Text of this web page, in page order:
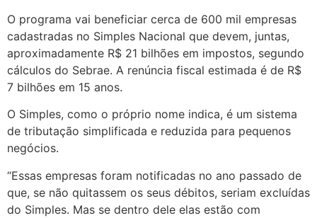
O programa vai beneficiar cerca de 600 mil empresas
cadastradas no Simples Nacional que devem, juntas,
aproximadamente R$ 21 bilhões em impostos, segundo
cálculos do Sebrae. A renúncia fiscal estimada é de R$
7 bilhões em 15 anos.
O Simples, como o próprio nome indica, é um sistema
de tributação simplificada e reduzida para pequenos
negócios.
“Essas empresas foram notificadas no ano passado de
que, se não quitassem os seus débitos, seriam excluídas
do Simples. Mas se dentro dele elas estão com